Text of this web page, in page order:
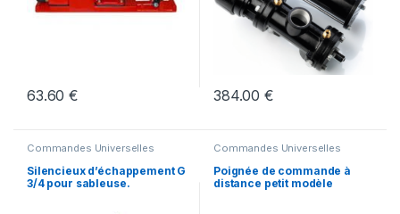
63.60€ 384.00€
Commandes Universelles
Silencieux d’échappement G
3/4 pour sableuse.
Commandes Universelles
Poignée de commande à
distance petit modèle